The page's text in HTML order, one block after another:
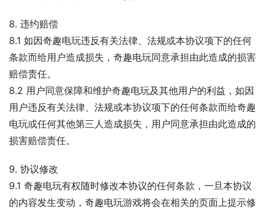
8. 违约赔偿
8.1 如因奇趣电玩违反有关法律、法规或本协议项下的任何
条款而给用户造成损失，奇趣电玩同意承担由此造成的损害
赔偿责任。
8.2 用户同意保障和维护奇趣电玩及其他用户的利益，如因
用户违反有关法律、法规或本协议项下的任何条款而给奇趣
电玩或任何其他第三人造成损失，用户同意承担由此造成的
损害赔偿责任。
9. 协议修改
9.1 奇趣电玩有权随时修改本协议的任何条款，一旦本协议
的内容发生变动，奇趣电玩游戏将会在相关的页面上提示修